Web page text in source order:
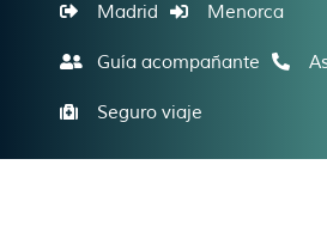
Madrid Menorca
Guía acompañante
Seguro viaje